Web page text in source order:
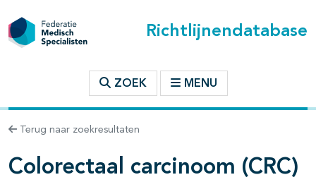
Richtlijnendatabase
ZOEK MENU
Terug naar zoekresultaten
Colorectaal carcinoom (CRC)
binnen deze richtlijn